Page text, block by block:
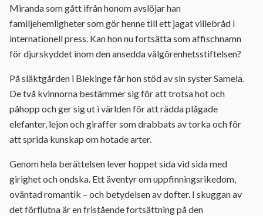
Miranda som gått ifrån honom avslöjar han
familjehemligheter som gör henne till ett jagat villebråd i
internationell press. Kan hon nu fortsätta som affischnamn
för djurskyddet inom den ansedda välgörenhetsstiftelsen?
På släktgården i Blekinge får hon stöd av sin syster Samela.
De två kvinnorna bestämmer sig för att trotsa hot och
påhopp och ger sig ut i världen för att rädda plågade
elefanter, lejon och giraffer som drabbats av torka och för
att sprida kunskap om hotade arter.
Genom hela berättelsen lever hoppet sida vid sida med
girighet och ondska. Ett äventyr om uppfinningsrikedom,
oväntad romantik – och betydelsen av dofter. I skuggan av
det förflutna är en fristående fortsättning på den